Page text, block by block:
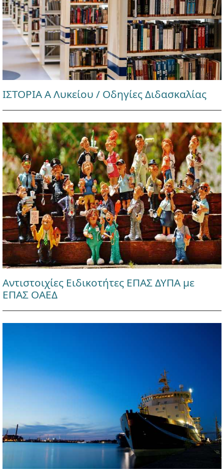
ΙΣΤΟΡΙΑ Α Λυκείου / Οδηγίες Διδασκαλίας
Αντιστοιχίες Ειδικοτήτες ΕΠΑΣ ΔΥΠΑ με
ΕΠΑΣ ΟΑΕΔ